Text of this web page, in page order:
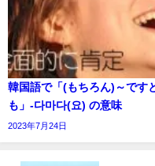
韓国語で「(もちろん)～です
も」-다마다(요) の意味
2023年7月24日